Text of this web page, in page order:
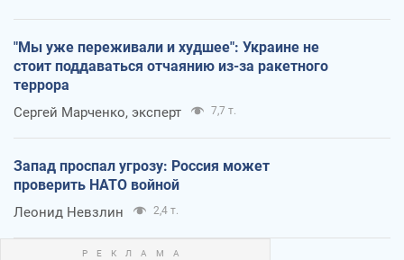
"Мы уже переживали и худшее": Украине не
стоит поддаваться отчаянию из-за ракетного
террора
Сергей Марченко, эксперт 7,7 т.
Запад проспал угрозу: Россия может
проверить НАТО войной
Леонид Невзлин 2,4 т.